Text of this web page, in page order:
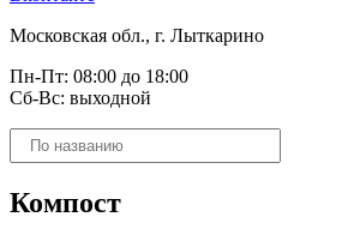
Московская обл., г. Лыткарино
Пн-Пт: 08:00 до 18:00
Сб-Вс: выходной
Поиск
товаров
Компост